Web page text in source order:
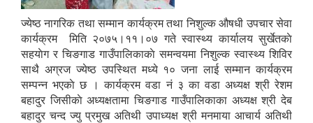
ज्येष्ठ नागरिक तथा सम्मान कार्यक्रम तथा निशुल्क औषधी उपचार सेवा
कार्यक्रम मिति २०७५।११।०७ गते स्वास्थ्य कार्यालय सुर्खेतकाे
सहयाेग र चिङगाड गाउँपालिकाकाे समन्वयमा निशुल्क स्वास्थ्य शिविर
साथै अग्रज ज्येष्ठ उपस्थित मध्ये १० जना लाई सम्मान कार्यक्रम
सम्पन्न भएकाे छ । कार्यक्रम वडा नं‍ ३ का वडा अध्यक्ष श्री रेशम
बहादुर जिसीकाे अध्यक्षतामा चिङगाड गाउँपालिकाका अध्यक्ष श्री देब
बहादुर चन्द ज्यु प्रमुख अतिथी उपाध्यक्ष श्री मनमाया आचार्य अतिथी